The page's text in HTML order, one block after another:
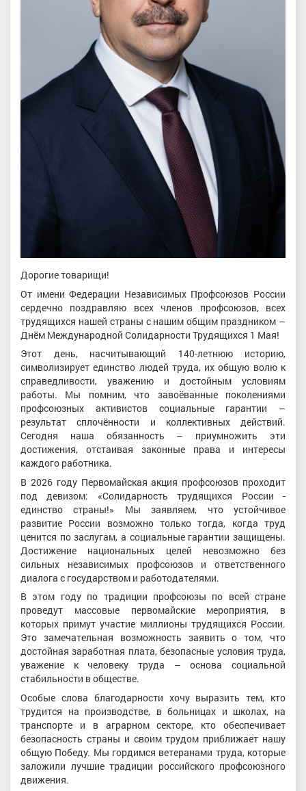
Дорогие товарищи!
От имени Федерации Независимых Профсоюзов России
сердечно поздравляю всех членов профсоюзов, всех
трудящихся нашей страны с нашим общим праздником –
Днём Международной Солидарности Трудящихся 1 Мая!
Этот день, насчитывающий 140-летнюю историю,
символизирует единство людей труда, их общую волю к
справедливости, уважению и достойным условиям
работы. Мы помним, что завоёванные поколениями
профсоюзных активистов социальные гарантии –
результат сплочённости и коллективных действий.
Сегодня наша обязанность – приумножить эти
достижения, отстаивая законные права и интересы
каждого работника.
В 2026 году Первомайская акция профсоюзов проходит
под девизом: «Солидарность трудящихся России -
единство страны!» Мы заявляем, что устойчивое
развитие России возможно только тогда, когда труд
ценится по заслугам, а социальные гарантии защищены.
Достижение национальных целей невозможно без
сильных независимых профсоюзов и ответственного
диалога с государством и работодателями.
В этом году по традиции профсоюзы по всей стране
проведут массовые первомайские мероприятия, в
которых примут участие миллионы трудящихся России.
Это замечательная возможность заявить о том, что
достойная заработная плата, безопасные условия труда,
уважение к человеку труда – основа социальной
стабильности в обществе.
Особые слова благодарности хочу выразить тем, кто
трудится на производстве, в больницах и школах, на
транспорте и в аграрном секторе, кто обеспечивает
безопасность страны и своим трудом приближает нашу
общую Победу. Мы гордимся ветеранами труда, которые
заложили лучшие традиции российского профсоюзного
движения.